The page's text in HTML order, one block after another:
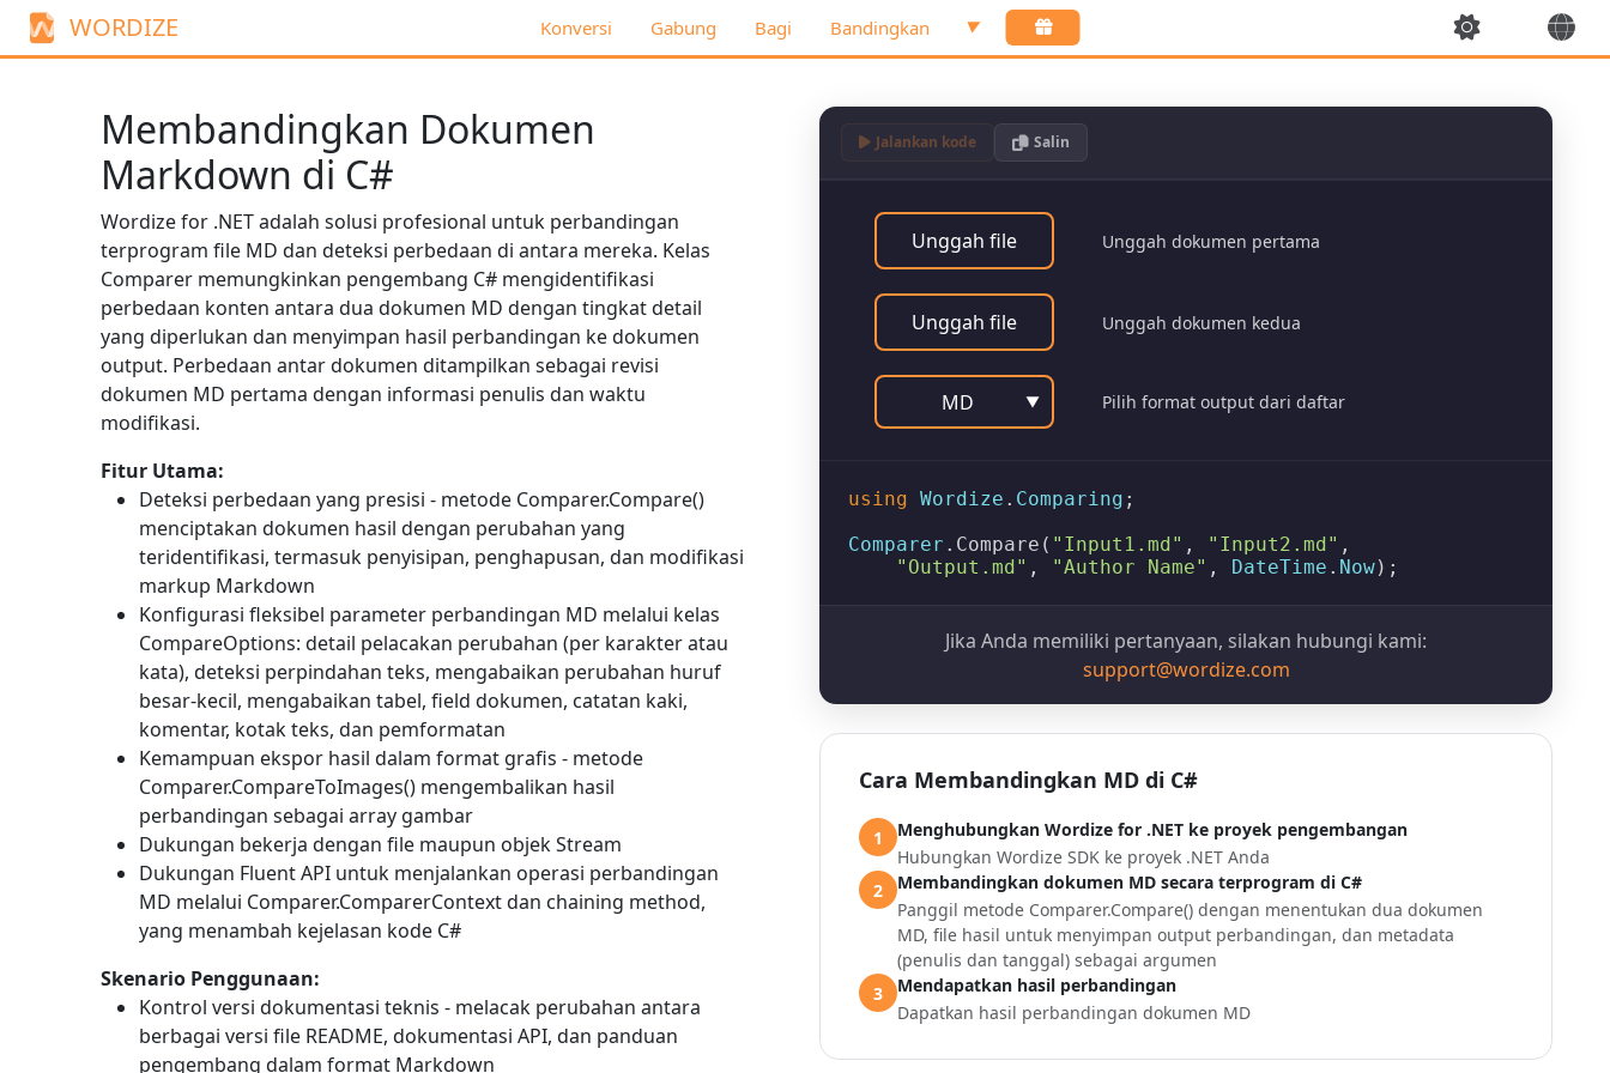
WORDIZE Konversi Gabung Bagi Bandingkan ▼
Membandingkan Dokumen
Markdown di C#
Wordize for .NET adalah solusi profesional untuk perbandingan
terprogram file MD dan deteksi perbedaan di antara mereka. Kelas
Comparer memungkinkan pengembang C# mengidentifikasi
perbedaan konten antara dua dokumen MD dengan tingkat detail
yang diperlukan dan menyimpan hasil perbandingan ke dokumen
output. Perbedaan antar dokumen ditampilkan sebagai revisi
dokumen MD pertama dengan informasi penulis dan waktu
modifikasi.
Fitur Utama:
Deteksi perbedaan yang presisi - metode Comparer.Compare()
menciptakan dokumen hasil dengan perubahan yang
teridentifikasi, termasuk penyisipan, penghapusan, dan modifikasi
markup Markdown
Konfigurasi fleksibel parameter perbandingan MD melalui kelas
CompareOptions: detail pelacakan perubahan (per karakter atau
kata), deteksi perpindahan teks, mengabaikan perubahan huruf
besar-kecil, mengabaikan tabel, field dokumen, catatan kaki,
komentar, kotak teks, dan pemformatan
Kemampuan ekspor hasil dalam format grafis - metode
Comparer.CompareToImages() mengembalikan hasil
perbandingan sebagai array gambar
Dukungan bekerja dengan file maupun objekStream
Dukungan Fluent API untuk menjalankan operasi perbandingan
MD melalui Comparer.ComparerContextdan chaining method,
yang menambah kejelasan kode C#
Skenario Penggunaan:
Kontrol versi dokumentasi teknis - melacak perubahan antara
berbagai versi file README, dokumentasi API, dan panduan
pengembang dalam format Markdown
Jalankan kode Salin
Unggah file Unggah dokumen pertama
Unggah file Unggah dokumen kedua
MD ▼ Pilih format output dari daftar
using Wordize . Comparing ;
Comparer . Compare ( "Input1.md" , "Input2.md" ,
"Output.md" , "Author Name" , DateTime . Now
Jika Anda memiliki pertanyaan, silakan hubungi kami:
support@wordize.com
Cara Membandingkan MD di C#
1
Menghubungkan Wordize for .NET ke proyek pengembangan
Hubungkan Wordize SDK ke proyek .NET Anda
2
Membandingkan dokumen MD secara terprogram di C#
Panggil metode Comparer.Compare() dengan menentukan dua dokumen
MD, file hasil untuk menyimpan output perbandingan, dan metadata
(penulis dan tanggal) sebagai argumen
3
Mendapatkan hasil perbandingan
Dapatkan hasil perbandingan dokumen MD